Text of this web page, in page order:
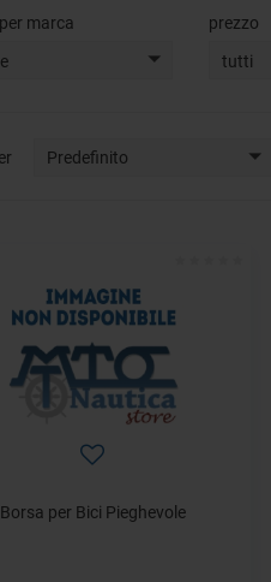
marca
prezzo
tutti
Predefinito
Borsa per Bici Pieghevole